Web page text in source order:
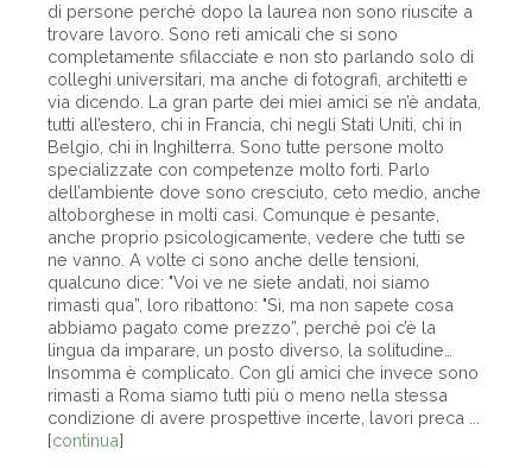
di persone perché dopo la laurea non sono riuscite a
trovare lavoro. Sono reti amicali che si sono
completamente sfilacciate e non sto parlando solo di
colleghi universitari, ma anche di fotografi, architetti e
via dicendo. La gran parte dei miei amici se n’è andata,
tutti all’estero, chi in Francia, chi negli Stati Uniti, chi in
Belgio, chi in Inghilterra. Sono tutte persone molto
specializzate con competenze molto forti. Parlo
dell’ambiente dove sono cresciuto, ceto medio, anche
altoborghese in molti casi. Comunque è pesante,
anche proprio psicologicamente, vedere che tutti se
ne vanno. A volte ci sono anche delle tensioni,
qualcuno dice: "Voi ve ne siete andati, noi siamo
rimasti qua”, loro ribattono: "Sì, ma non sapete cosa
abbiamo pagato come prezzo”, perché poi c’è la
lingua da imparare, un posto diverso, la solitudine…
Insomma è complicato. Con gli amici che invece sono
rimasti a Roma siamo tutti più o meno nella stessa
condizione di avere prospettive incerte, lavori preca ...
[continua]